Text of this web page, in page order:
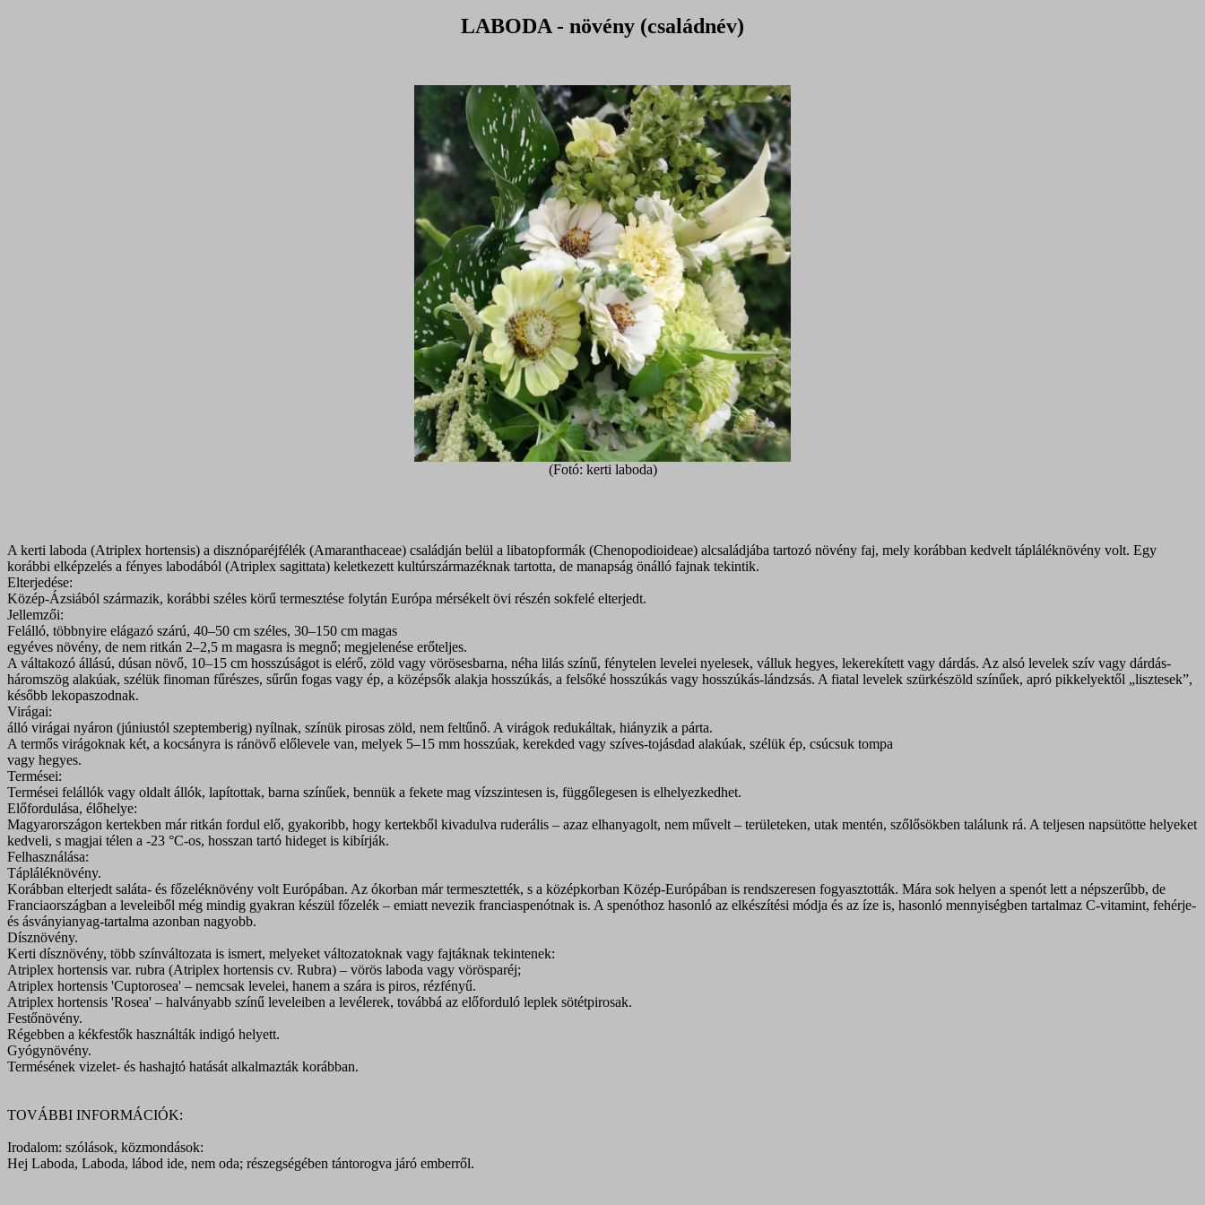
LABODA - növény (családnév)
(Fotó: kerti laboda)
A kerti laboda (Atriplex hortensis) a disznóparéjfélék (Amaranthaceae) családján belül a libatopformák (Chenopodioideae) alcsaládjába tartozó növény faj, mely korábban kedvelt tápláléknövény volt. Egy
korábbi elképzelés a fényes labodából (Atriplex sagittata) keletkezett kultúrszármazéknak tartotta, de manapság önálló fajnak tekintik.
Elterjedése:
Közép-Ázsiából származik, korábbi széles körű termesztése folytán Európa mérsékelt övi részén sokfelé elterjedt.
Jellemzői:
Felálló, többnyire elágazó szárú, 40–50 cm széles, 30–150 cm magas
egyéves növény, de nem ritkán 2–2,5 m magasra is megnő; megjelenése erőteljes.
A váltakozó állású, dúsan növő, 10–15 cm hosszúságot is elérő, zöld vagy vörösesbarna, néha lilás színű, fénytelen levelei nyelesek, válluk hegyes, lekerekített vagy dárdás. Az alsó levelek szív vagy dárdás-
háromszög alakúak, szélük finoman fűrészes, sűrűn fogas vagy ép, a középsők alakja hosszúkás, a felsőké hosszúkás vagy hosszúkás-lándzsás. A fiatal levelek szürkészöld színűek, apró pikkelyektől „lisztesek”,
később lekopaszodnak.
Virágai:
álló virágai nyáron (júniustól szeptemberig) nyílnak, színük pirosas zöld, nem feltűnő. A virágok redukáltak, hiányzik a párta.
A termős virágoknak két, a kocsányra is ránövő előlevele van, melyek 5–15 mm hosszúak, kerekded vagy szíves-tojásdad alakúak, szélük ép, csúcsuk tompa
vagy hegyes.
Termései:
Termései felállók vagy oldalt állók, lapítottak, barna színűek, bennük a fekete mag vízszintesen is, függőlegesen is elhelyezkedhet.
Előfordulása, élőhelye:
Magyarországon kertekben már ritkán fordul elő, gyakoribb, hogy kertekből kivadulva ruderális – azaz elhanyagolt, nem művelt – területeken, utak mentén, szőlősökben találunk rá. A teljesen napsütötte helyeket
kedveli, s magjai télen a -23 °C-os, hosszan tartó hideget is kibírják.
Felhasználása:
Tápláléknövény.
Korábban elterjedt saláta- és főzeléknövény volt Európában. Az ókorban már termesztették, s a középkorban Közép-Európában is rendszeresen fogyasztották. Mára sok helyen a spenót lett a népszerűbb, de
Franciaországban a leveleiből még mindig gyakran készül főzelék – emiatt nevezik franciaspenótnak is. A spenóthoz hasonló az elkészítési módja és az íze is, hasonló mennyiségben tartalmaz C-vitamint, fehérje-
és ásványianyag-tartalma azonban nagyobb.
Dísznövény.
Kerti dísznövény, több színváltozata is ismert, melyeket változatoknak vagy fajtáknak tekintenek:
Atriplex hortensis var. rubra (Atriplex hortensis cv. Rubra) – vörös laboda vagy vörösparéj;
Atriplex hortensis 'Cuptorosea' – nemcsak levelei, hanem a szára is piros, rézfényű.
Atriplex hortensis 'Rosea' – halványabb színű leveleiben a levélerek, továbbá az előforduló leplek sötétpirosak.
Festőnövény.
Régebben a kékfestők használták indigó helyett.
Gyógynövény.
Termésének vizelet- és hashajtó hatását alkalmazták korábban.
TOVÁBBI INFORMÁCIÓK:
Irodalom: szólások, közmondások:
Hej Laboda, Laboda, lábod ide, nem oda; részegségében tántorogva járó emberről.